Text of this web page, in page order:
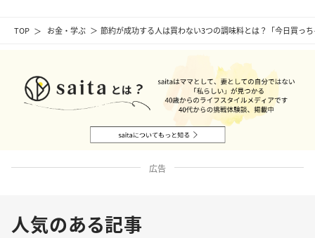
TOP お金・学ぶ 節約が成功する人は買わない3つの調味料とは？「今日買っ
広告
人気のある記事